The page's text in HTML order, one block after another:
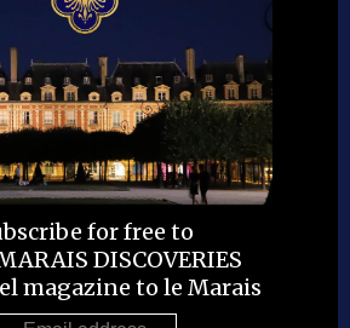
for free to
DISCOVERIES
magazine to le Marais